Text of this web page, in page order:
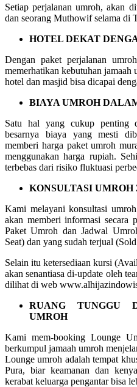
Setiap perjalanan umroh, akan
dan seorang Muthowif selama di
HOTEL DEKAT
Dengan paket perjalanan
memerhatikan kebutuhan
hotel dan masjid bisa dicapai
BIAYA UMROH
Satu hal yang cukup penting
besarnya biaya yang mesti
memberi harga paket umroh
menggunakan harga rupiah.
terbebas dari risiko fluktuasi
KONSULTASI UMROH
Kami melayani konsultasi
akan memberi informasi secara
Paket Umroh dan Jadwal
Seat) dan yang sudah terjual
Selain itu ketersediaan kursi
akan senantiasa di-update oleh
dilihat di web
RUANG TUNGGU
UMROH
Kami mem-booking Lounge
berkumpul jamaah umroh
Lounge umroh adalah tempat
Pura, biar keamanan dan
kerabat keluarga pengantar bisa